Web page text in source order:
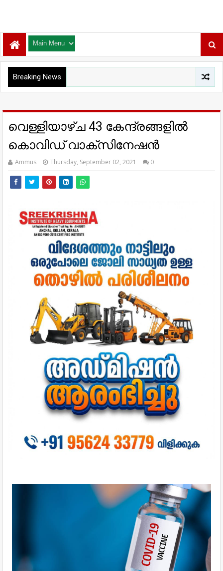
Breaking News
വെള്ളിയാഴ്ച 43 കേന്ദ്രങ്ങളിൽ
കൊവിഡ് വാക്‌സിനേഷൻ
Ammus Thursday, September 02, 2021 0